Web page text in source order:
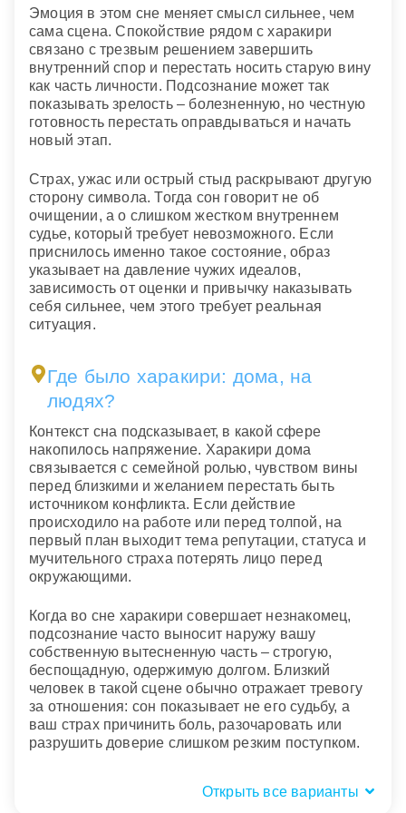
Эмоция в этом сне меняет смысл сильнее, чем
сама сцена. Спокойствие рядом с харакири
связано с трезвым решением завершить
внутренний спор и перестать носить старую вину
как часть личности. Подсознание может так
показывать зрелость – болезненную, но честную
готовность перестать оправдываться и начать
новый этап.
Страх, ужас или острый стыд раскрывают другую
сторону символа. Тогда сон говорит не об
очищении, а о слишком жестком внутреннем
судье, который требует невозможного. Если
приснилось именно такое состояние, образ
указывает на давление чужих идеалов,
зависимость от оценки и привычку наказывать
себя сильнее, чем этого требует реальная
ситуация.
Где было харакири: дома, на
людях?
Контекст сна подсказывает, в какой сфере
накопилось напряжение. Харакири дома
связывается с семейной ролью, чувством вины
перед близкими и желанием перестать быть
источником конфликта. Если действие
происходило на работе или перед толпой, на
первый план выходит тема репутации, статуса и
мучительного страха потерять лицо перед
окружающими.
Когда во сне харакири совершает незнакомец,
подсознание часто выносит наружу вашу
собственную вытесненную часть – строгую,
беспощадную, одержимую долгом. Близкий
человек в такой сцене обычно отражает тревогу
за отношения: сон показывает не его судьбу, а
ваш страх причинить боль, разочаровать или
разрушить доверие слишком резким поступком.
Открыть все варианты